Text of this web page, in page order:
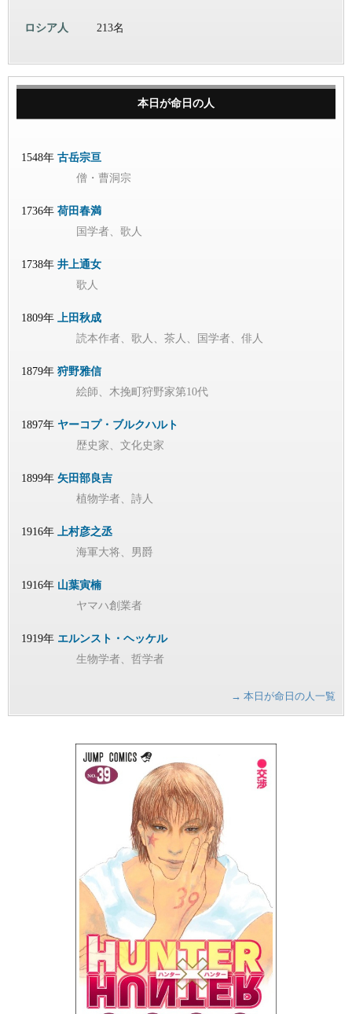
ロシア人 213名
本日が命日の人
1548年 古岳宗亘
僧・曹洞宗
1736年 荷田春満
国学者、歌人
1738年 井上通女
歌人
1809年
上田秋成
読本作者、歌人、茶人、国学者、俳人
1879年 狩野雅信
絵師、木挽町狩野家第10代
1897年 ヤーコプ・ブルクハルト
歴史家、文化史家
1899年 矢田部良吉
植物学者、詩人
1916年
上村彦之丞
海軍大将、男爵
1916年 山葉寅楠
ヤマハ創業者
1919年 エルンスト・ヘッケル
生物学者、哲学者
→ 本日が命日の人一覧